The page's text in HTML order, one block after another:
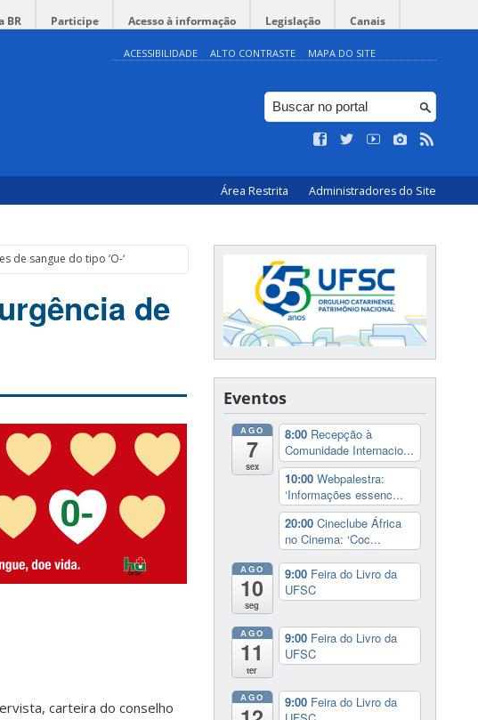
BR Participe Acesso à informação Legislação Canais
ACESSIBILIDADE ALTO CONTRASTE MAPA DO SITE
Área Restrita Administradores do Site
de sangue do tipo ‘O-‘
de
carteira do conselho
Eventos
AGO
7
sex
8:00 Recepção à
Comunidade Internacio...
10:00 Webpalestra:
‘Informações essenc...
20:00 Cineclube África
no Cinema: ‘Coc...
AGO
10
seg
9:00 Feira do Livro da
UFSC
AGO
11
ter
9:00 Feira do Livro da
UFSC
AGO 9:00 Feira do Livro da